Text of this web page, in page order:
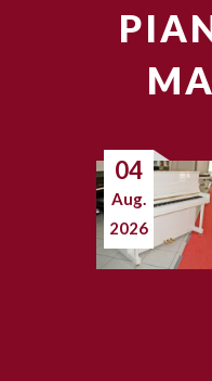
04
Aug.
2026